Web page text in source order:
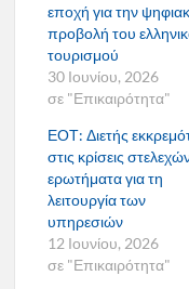
εποχή για την
προβολή του
τουρισμού
30 Ιουνίου, 2026
σε "Επικαιρότητα"
ΕΟΤ: Διετής
στις κρίσεις
ερωτήματα για τη
λειτουργία των
υπηρεσιών
12 Ιουνίου, 2026
σε "Επικαιρότητα"